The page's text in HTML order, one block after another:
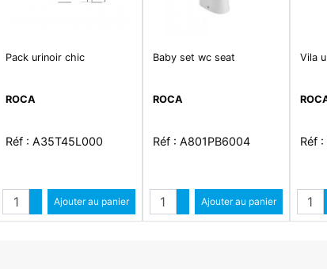
Pack urinoir chic
ROCA
Réf : A35T45L000
QuantitéAugmenter quantité
Diminuer quantité
Ajouter au panier
Baby set wc seat
ROCA
Réf : A801PB6004
QuantitéAugmenter quantité
Diminuer quantité
Ajouter au panier
Vila
Réf